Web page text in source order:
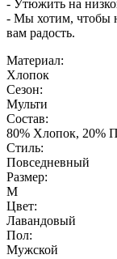
- Утюжить на
- Мы хотим, чтобы
вам радость.
Материал:
Хлопок
Сезон:
Мульти
Состав:
80% Хлопок, 20%
Стиль:
Повседневный
Размер:
M
Цвет:
Лавандовый
Пол:
Мужской